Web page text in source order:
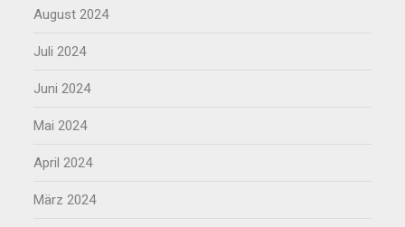
August 2024
Juli 2024
Juni 2024
Mai 2024
April 2024
März 2024